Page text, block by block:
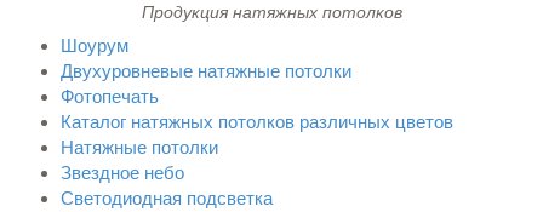
Продукция натяжных потолков
Шоурум
Двухуровневые натяжные потолки
Фотопечать
Каталог натяжных потолков различных цветов
Натяжные потолки
Звездное небо
Светодиодная подсветка